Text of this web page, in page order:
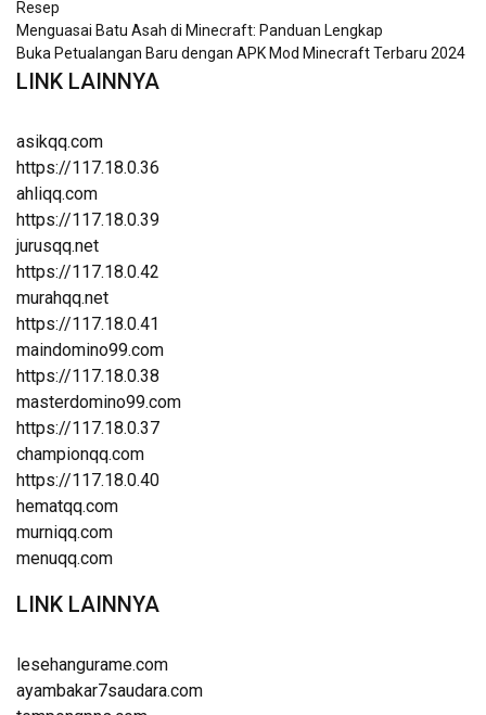
Resep
Menguasai Batu Asah di Minecraft: Panduan Lengkap
Buka Petualangan Baru dengan APK Mod Minecraft Terbaru 2024
LINK LAINNYA
asikqq.com
https://117.18.0.36
ahliqq.com
https://117.18.0.39
jurusqq.net
https://117.18.0.42
murahqq.net
https://117.18.0.41
maindomino99.com
https://117.18.0.38
masterdomino99.com
https://117.18.0.37
championqq.com
https://117.18.0.40
hematqq.com
murniqq.com
menuqq.com
LINK LAINNYA
lesehangurame.com
ayambakar7saudara.com